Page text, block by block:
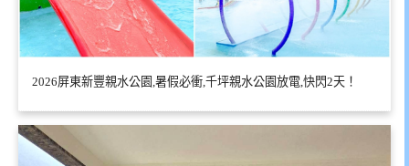
2026屏東新豐親水公園,暑假必衝,千坪親水公園放電,快閃2天！